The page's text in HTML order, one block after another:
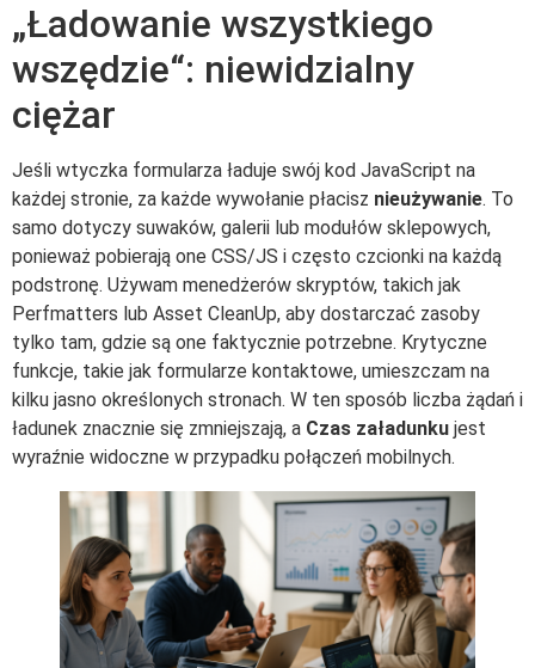
„Ładowanie wszystkiego
wszędzie“: niewidzialny
ciężar
Jeśli wtyczka formularza ładuje swój kod JavaScript na
każdej stronie, za każde wywołanie płacisz nieużywanie. To
samo dotyczy suwaków, galerii lub modułów sklepowych,
ponieważ pobierają one CSS/JS i często czcionki na każdą
podstronę. Używam menedżerów skryptów, takich jak
Perfmatters lub Asset CleanUp, aby dostarczać zasoby
tylko tam, gdzie są one faktycznie potrzebne. Krytyczne
funkcje, takie jak formularze kontaktowe, umieszczam na
kilku jasno określonych stronach. W ten sposób liczba żądań i
ładunek znacznie się zmniejszają, a Czas załadunku jest
wyraźnie widoczne w przypadku połączeń mobilnych.